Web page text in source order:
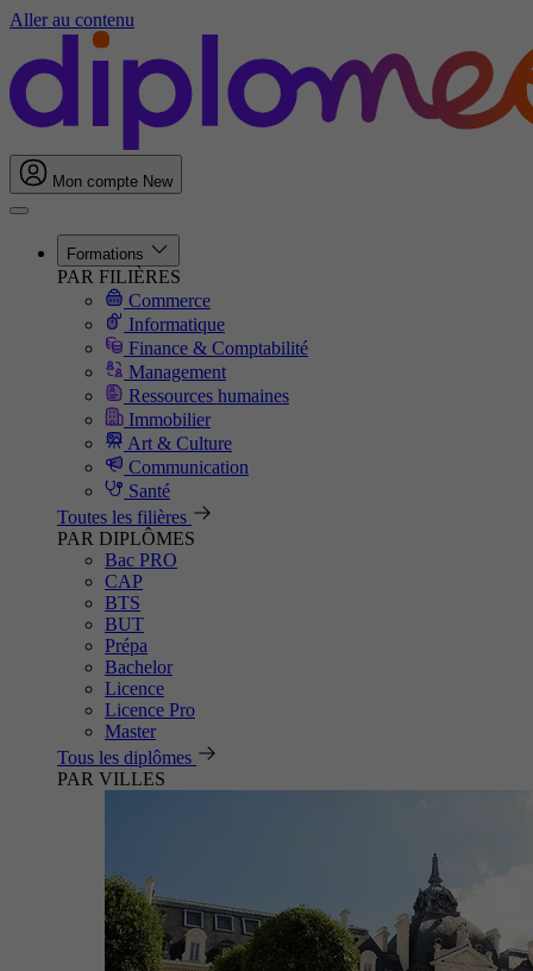
Aller au contenu
Mon compte New
Formations
PAR FILIÈRES
Commerce
Informatique
Finance & Comptabilité
Management
Ressources humaines
Immobilier
Art & Culture
Communication
Santé
Toutes les filières
PAR DIPLÔMES
Bac PRO
CAP
BTS
BUT
Prépa
Bachelor
Licence
Licence Pro
Master
Tous les diplômes
PAR VILLES